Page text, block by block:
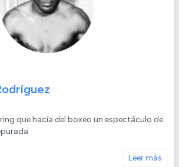
que hacía del boxeo un espectáculo de
Leer más